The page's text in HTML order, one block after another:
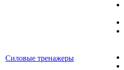
Силовые тренажеры